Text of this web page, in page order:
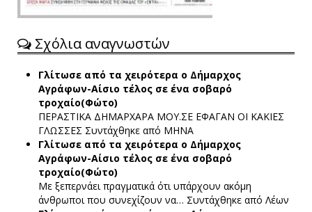
Σχόλια αναγνωστών
Γλίτωσε από τα χειρότερα ο Δήμαρχος
Αγράφων-Αίσιο τέλος σε ένα σοβαρό
τροχαίο(Φώτο)
ΠΕΡΑΣΤΙΚΑ ΔΗΜΑΡΧΑΡΑ ΜΟΥ.ΣΕ ΕΦΑΓΑΝ ΟΙ ΚΑΚΙΕΣ
ΓΛΩΣΣΕΣ Συντάχθηκε από ΜΗΝΑ
Γλίτωσε από τα χειρότερα ο Δήμαρχος
Αγράφων-Αίσιο τέλος σε ένα σοβαρό
τροχαίο(Φώτο)
Με ξεπερνάει πραγματικά ότι υπάρχουν ακόμη
άνθρωποι που συνεχίζουν να… Συντάχθηκε από Λέων